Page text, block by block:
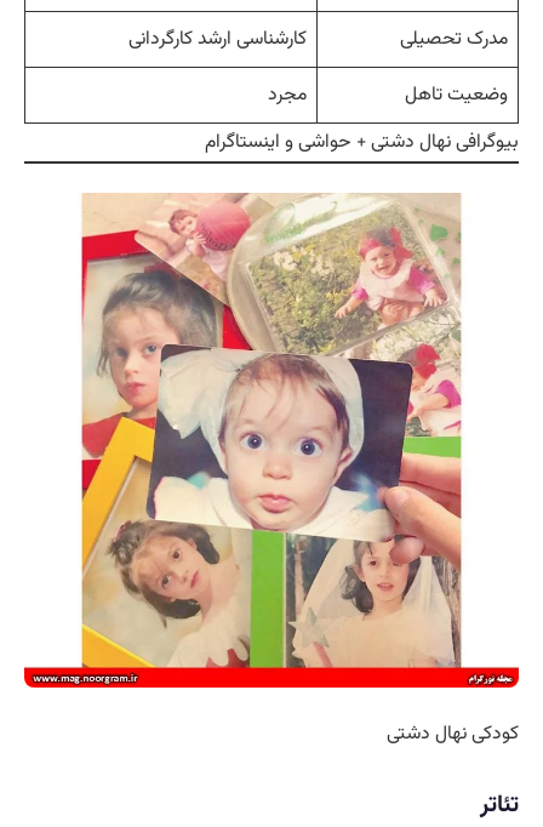
مدرک تحصیلی
کارشناسی ارشد کارگردانی
وضعیت تاهل
مجرد
بیوگرافی نهال دشتی + حواشی و اینستاگرام
کودکی نهال دشتی
تئاتر